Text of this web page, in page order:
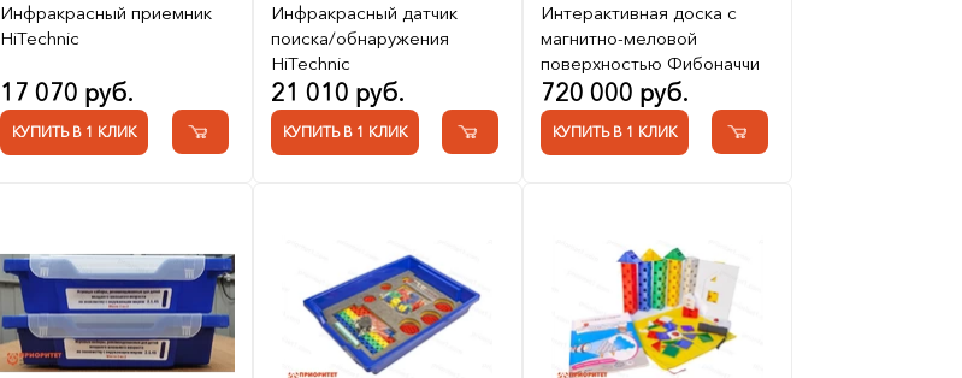
Инфракрасный приемник
HiTechnic
17 070 руб.
КУПИТЬ В 1 КЛИК
Инфракрасный датчик
поиска/обнаружения
HiTechnic
21 010 руб.
КУПИТЬ В 1 КЛИК
Интерактивная доска с
магнитно-меловой
поверхностью Фибоначчи
720 000 руб.
КУПИТЬ В 1 КЛИК